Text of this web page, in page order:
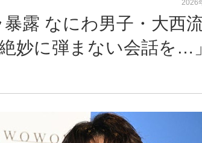
露 なにわ男子・大西
妙に弾まない会話を…
2026